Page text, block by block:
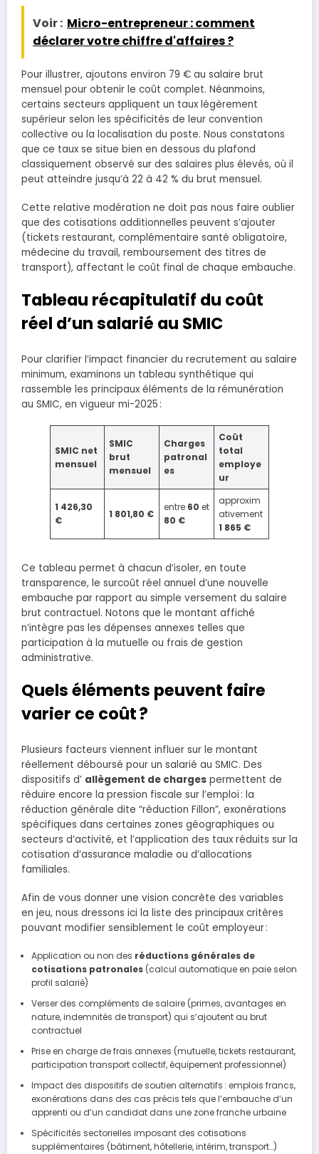
Voir : Micro-entrepreneur : comment
déclarer votre chiffre d'affaires ?
Pour illustrer, ajoutons environ 79 € au salaire brut
mensuel pour obtenir le coût complet. Néanmoins,
certains secteurs appliquent un taux légèrement
supérieur selon les spécificités de leur convention
collective ou la localisation du poste. Nous constatons
que ce taux se situe bien en dessous du plafond
classiquement observé sur des salaires plus élevés, où il
peut atteindre jusqu’à 22 à 42 % du brut mensuel.
Cette relative modération ne doit pas nous faire oublier
que des cotisations additionnelles peuvent s’ajouter
(tickets restaurant, complémentaire santé obligatoire,
médecine du travail, remboursement des titres de
transport), affectant le coût final de chaque embauche.
Tableau récapitulatif du coût
réel d’un salarié au SMIC
Pour clarifier l’impact financier du recrutement au salaire
minimum, examinons un tableau synthétique qui
rassemble les principaux éléments de la rémunération
au SMIC, en vigueur mi-2025 :
SMIC net
mensuel
SMIC
brut
mensuel
Charges
patronal
es
Coût
total
employe
ur
1 426,30
€
1 801,80 €
entre 60 et
80 €
approxim
ativement
1 865 €
Ce tableau permet à chacun d’isoler, en toute
transparence, le surcoût réel annuel d’une nouvelle
embauche par rapport au simple versement du salaire
brut contractuel. Notons que le montant affiché
n’intègre pas les dépenses annexes telles que
participation à la mutuelle ou frais de gestion
administrative.
Quels éléments peuvent faire
varier ce coût ?
Plusieurs facteurs viennent influer sur le montant
réellement déboursé pour un salarié au SMIC. Des
dispositifs d’ allègement de charges permettent de
réduire encore la pression fiscale sur l’emploi : la
réduction générale dite “réduction Fillon”, exonérations
spécifiques dans certaines zones géographiques ou
secteurs d’activité, et l’application des taux réduits sur la
cotisation d’assurance maladie ou d’allocations
familiales.
Afin de vous donner une vision concrète des variables
en jeu, nous dressons ici la liste des principaux critères
pouvant modifier sensiblement le coût employeur :
Application ou non des réductions générales de
cotisations patronales(calcul automatique en paie selon
profil salarié)
Verser des compléments de salaire (primes, avantages en
nature, indemnités de transport) qui s’ajoutent au brut
contractuel
Prise en charge de frais annexes (mutuelle, tickets restaurant,
participation transport collectif, équipement professionnel)
Impact des dispositifs de soutien alternatifs : emplois francs,
exonérations dans des cas précis tels que l’embauche d’un
apprenti ou d’un candidat dans une zone franche urbaine
Spécificités sectorielles imposant des cotisations
supplémentaires (bâtiment, hôtellerie, intérim, transport…)